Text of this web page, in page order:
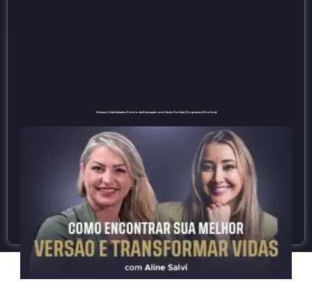
Música, Criatividade e Futuro da Educação com Paulo Portela | Programa LPA e Você